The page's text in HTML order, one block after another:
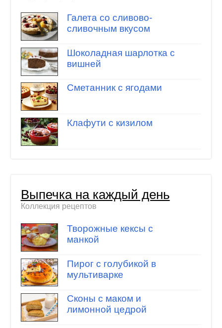
Галета со сливово-
сливочным вкусом
Шоколадная шарлотка с
вишней
Сметанник с ягодами
Клафути с кизилом
Выпечка на каждый день
Коллекция рецептов
Творожные кексы с
манкой
Пирог с голубикой в
мультиварке
Сконы с маком и
лимонной цедрой